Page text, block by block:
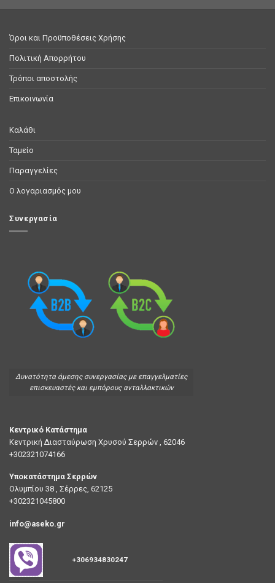
Όροι και Προϋποθέσεις Χρήσης
Πολιτική Απορρήτου
Τρόποι αποστολής
Επικοινωνία
Καλάθι
Ταμείο
Παραγγελίες
Ο λογαριασμός μου
Συνεργασία
Δυνατότητα άμεσης συνεργασίας με επαγγελματίες
επισκευαστές και εμπόρους ανταλλακτικών
Κεντρικό Κατάστημα
Κεντρική Διασταύρωση Χρυσού Σερρών , 62046
+302321074166
Υποκατάστημα Σερρών
Ολυμπίου 38 , Σέρρες, 62125
+302321045800
info@aseko.gr
+306934830247